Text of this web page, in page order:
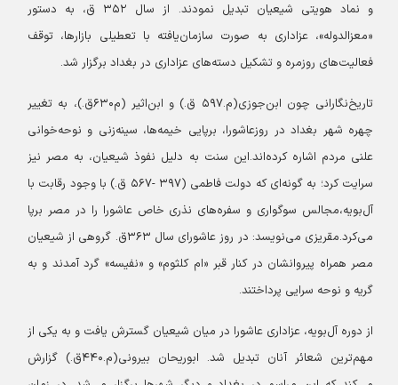
و نماد هویتی شیعیان تبدیل نمودند. از سال ۳۵۲ ق، به دستور
«معزالدوله»، عزاداری به صورت سازمان‌یافته با تعطیلی بازارها، توقف
فعالیت‌های روزمره و تشکیل دسته‌های عزاداری در بغداد برگزار شد.
تاریخ‌نگارانی چون ابن‌جوزی(م.۵۹۷ ق.) و ابن‌اثیر (م۶۳۰ق.)، به تغییر
چهره شهر بغداد در روزعاشورا، برپایی خیمه‌ها، سینه‌زنی و نوحه‌خوانی
علنی مردم اشاره کرده‌اند.این سنت به دلیل نفوذ شیعیان، به مصر نیز
سرایت کرد؛ به گونه‌ای که دولت فاطمی (۳۹۷ -۵۶۷ ق.) با وجود رقابت با
آل‌بویه،مجالس سوگواری و سفره‌های نذری خاص عاشورا را در مصر برپا
می‌کرد.مقریزی می‌نویسد: در روز عاشورای سال ۳۶۳ق. گروهی از شیعیان
مصر همراه پیروانشان در کنار قبر «ام کلثوم» و «نفیسه» گرد آمدند و به
گریه و نوحه سرایی پرداختند.
از دوره آل‌بویه، عزاداری عاشورا در میان شیعیان گسترش یافت و به یکی از
مهم‌ترین شعائر آنان تبدیل شد. ابوریحان بیرونی(م.۴۴۰ق.) گزارش